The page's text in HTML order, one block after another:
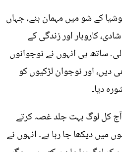
کے شو میں مہمان بنے، جہاں
کاروبار اور زندگی کے
ساتھ ہی انہوں نے نوجوانوں
دیں، اور نوجوان لڑکیوں کو
دیا۔
آج کل لوگ بہت جلد غصہ کرتے
میں دیکھا جا رہا ہے۔ انہوں نے